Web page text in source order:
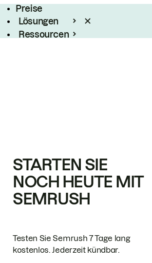
Preise
Lösungen
Ressourcen
STARTEN SIE
NOCH HEUTE MIT
SEMRUSH
Testen Sie Semrush 7 Tage lang
kostenlos. Jederzeit kündbar.